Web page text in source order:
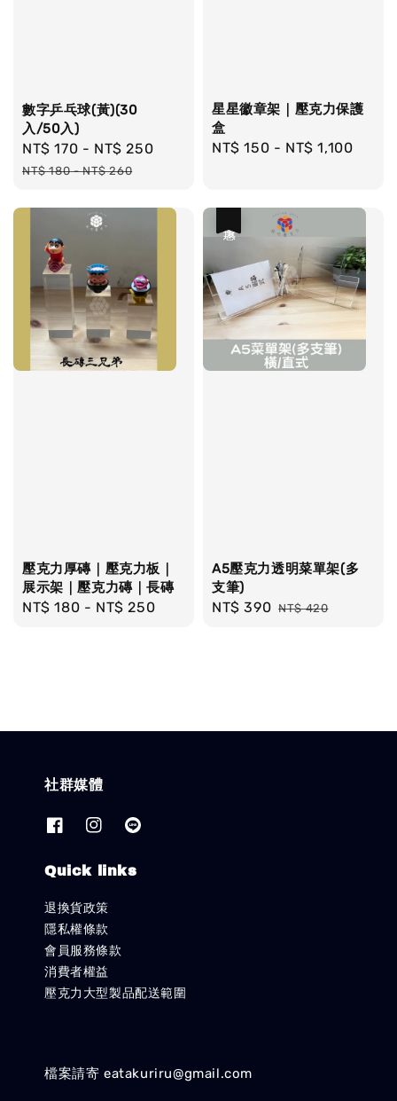
數字乒乓球(黃)(30
入/50入)
Sale
price
NT$ 170 - NT$ 250
Regular
NT$ 180-NT$ 260
星星徽章架｜壓克力保護
盒
Regular
NT$ 150 - NT$ 1,100
壓克力厚磚｜壓克力板｜
展示架｜壓克力磚｜長磚
Regular
NT$ 180 - NT$ 250
A5壓克力透明菜單架(多
支筆)
Sale
NT$ 390 Regular
NT$ 420
社群媒體
Quick links
退換貨政策
隱私權條款
會員服務條款
消費者權益
壓克力大型製品配送範圍
檔案請寄 eatakuriru@gmail.com